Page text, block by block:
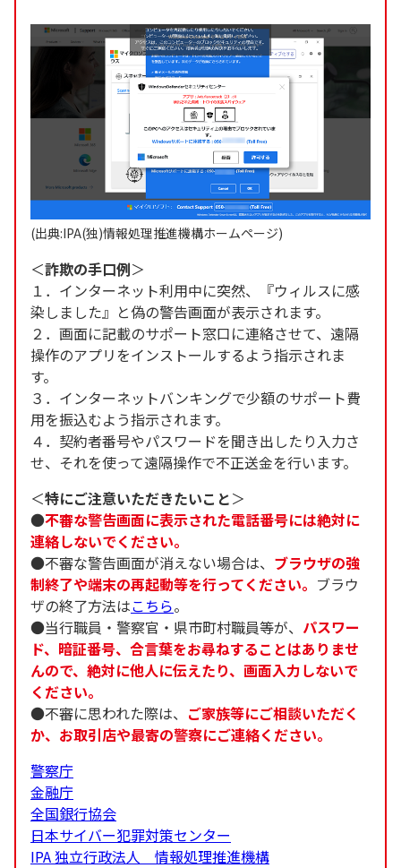
(出典:IPA(独)情報処理推進機構ホームページ)
＜詐欺の手口例＞
１．インターネット利用中に突然、『ウィルスに感
染しました』と偽の警告画面が表示されます。
２．画面に記載のサポート窓口に連絡させて、遠隔
操作のアプリをインストールするよう指示されま
す。
３．インターネットバンキングで少額のサポート費
用を振込むよう指示されます。
４．契約者番号やパスワードを聞き出したり入力さ
せ、それを使って遠隔操作で不正送金を行います。
＜特にご注意いただきたいこと＞
●不審な警告画面に表示された電話番号には絶対に
連絡しないでください。
●不審な警告画面が消えない場合は、 ブラウザの強
制終了や端末の再起動等を行ってください。 ブラウ
ザの終了方法はこちら。
●当行職員・警察官・県市町村職員等が、 パスワー
ド、暗証番号、合言葉をお尋ねすることはありませ
んので、絶対に他人に伝えたり、画面入力しないで
ください。
●不審に思われた際は、 ご家族等にご相談いただく
か、お取引店や最寄の警察にご連絡ください。
警察庁
金融庁
全国銀行協会
日本サイバー犯罪対策センター
IPA 独立行政法人 情報処理推進機構